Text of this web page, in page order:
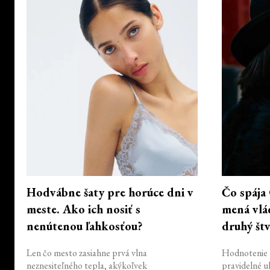
Hodvábne šaty pre horúce dni v
meste. Ako ich nosiť s
nenútenou ľahkosťou?
Len čo mesto zasiahne prvá vlna
neznesiteľného tepla, akýkoľvek
Čo
mená
druhý
pravidelné